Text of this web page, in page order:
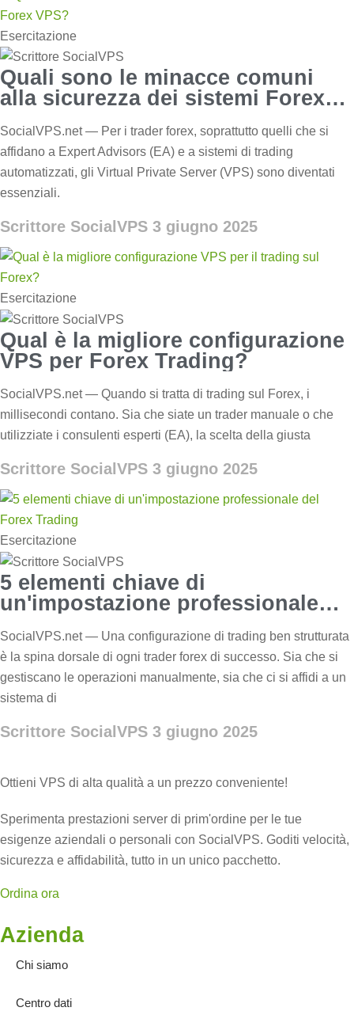
Esercitazione
Quali sono le minacce comuni
alla sicurezza dei sistemi Forex
SocialVPS.net — Per i trader forex, soprattutto quelli che si
affidano a Expert Advisors (EA) e a sistemi di trading
automatizzati, gli Virtual Private Server (VPS) sono diventati
essenziali.
Scrittore SocialVPS 3 giugno 2025
Esercitazione
Qual è la migliore configurazione
VPS per Forex Trading?
SocialVPS.net — Quando si tratta di trading sul Forex, i
millisecondi contano. Sia che siate un trader manuale o che
utilizziate i consulenti esperti (EA), la scelta della giusta
Scrittore SocialVPS 3 giugno 2025
Esercitazione
5 elementi chiave di
un'impostazione professionale
SocialVPS.net — Una configurazione di trading ben strutturata
è la spina dorsale di ogni trader forex di successo. Sia che si
gestiscano le operazioni manualmente, sia che ci si affidi a un
sistema di
Scrittore SocialVPS 3 giugno 2025
Ottieni VPS di alta qualità a un prezzo conveniente!
Sperimenta prestazioni server di prim'ordine per le tue
esigenze aziendali o personali con SocialVPS. Goditi velocità,
sicurezza e affidabilità, tutto in un unico pacchetto.
Ordina ora
Azienda
Chi siamo
Centro dati